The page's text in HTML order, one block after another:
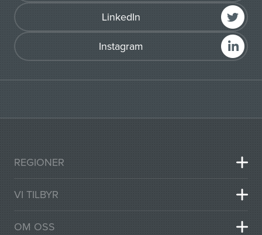
LinkedIn
Instagram
REGIONER
VI TILBYR
OM OSS